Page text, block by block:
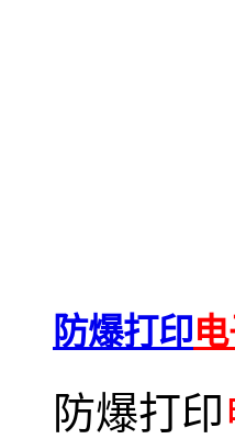
防爆打印
防爆打印